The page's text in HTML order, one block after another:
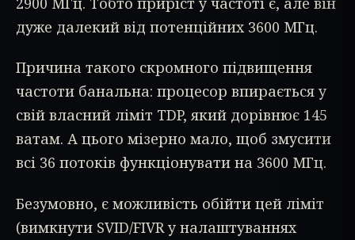
дуже далекий від потенційних 3600 МГц.
Причина такого скромного підвищення
частоти банальна: процесор впирається у
свій власний ліміт TDP, який дорівнює 145
ватам. А цього мізерно мало, щоб змусити
всі 36 потоків функціонувати на 3600 МГц.
Безумовно, є можливість обійти цей ліміт
(вимкнути SVID/FIVR у налаштуваннях